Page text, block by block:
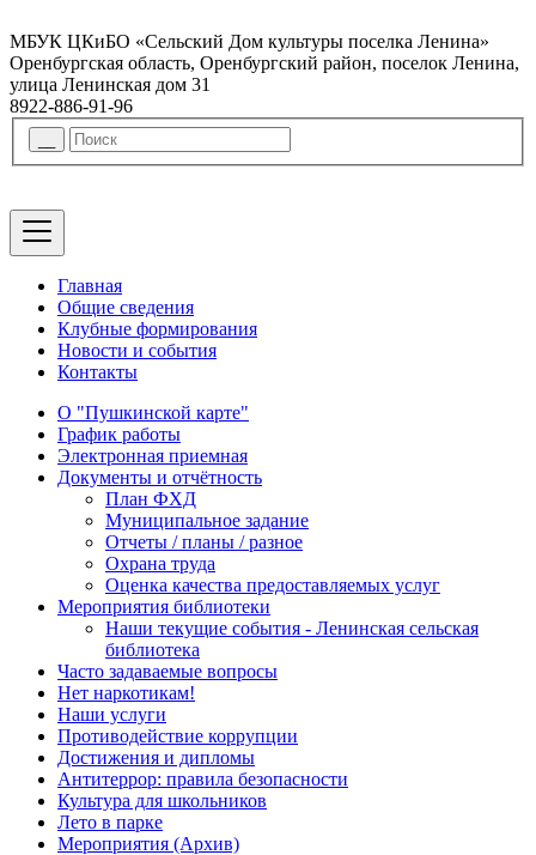
МБУК ЦКиБО «Сельский Дом культуры поселка Ленина»
Оренбургская область, Оренбургский район, поселок Ленина,
улица Ленинская дом 31
8922-886-91-96
Главная
Общие сведения
Клубные формирования
Новости и события
Контакты
О "Пушкинской карте"
График работы
Электронная приемная
Документы и отчётность
План ФХД
Муниципальное задание
Отчеты / планы / разное
Охрана труда
Оценка качества предоставляемых услуг
Мероприятия библиотеки
Наши текущие события - Ленинская сельская
библиотека
Часто задаваемые вопросы
Нет наркотикам!
Наши услуги
Противодействие коррупции
Достижения и дипломы
Антитеррор: правила безопасности
Культура для школьников
Лето в парке
Мероприятия (Архив)